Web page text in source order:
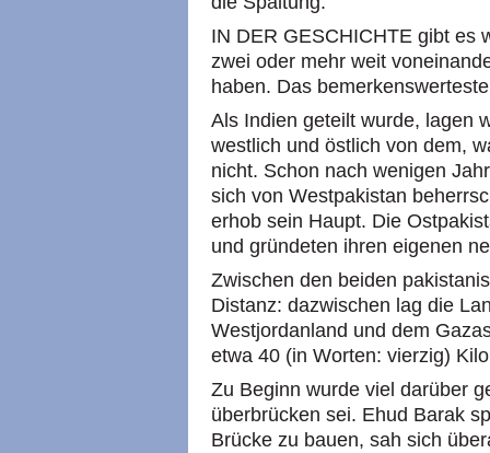
IN DER GESCHICHTE gibt es
zwei oder mehr weit
haben. Das
Als Indien geteilt wurde, lagen
westlich und östlich von dem,
nicht. Schon nach wenigen
sich von Westpakistan
erhob sein Haupt. Die
und gründeten ihren eigenen
Zwischen den beiden
Distanz: dazwischen lag die
Westjordanland und dem
etwa 40 (in Worten: vierzig)
Zu Beginn wurde viel darüber
überbrücken sei. Ehud Barak
Brücke zu bauen, sah sich